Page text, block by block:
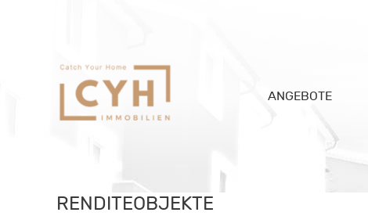
ANGEBOTE
RENDITEOBJEKTE